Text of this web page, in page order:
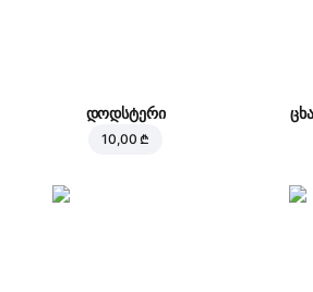
დოდსტერი
10,00 ₾